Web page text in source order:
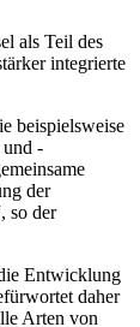
als Teil des
integrierte
beispielsweise
und -
der
so der
Entwicklung
daher
Arten von